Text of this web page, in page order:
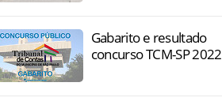
Gabarito e resultado
concurso TCM-SP 2022